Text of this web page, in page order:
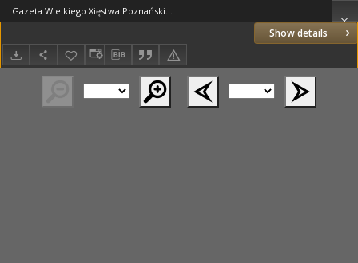
Show details
Gazeta Wielkiego Xięstwa Poznańskiego 1825.10.04 Nr79